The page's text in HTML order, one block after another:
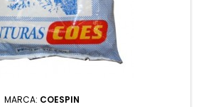
MARCA: COESPIN